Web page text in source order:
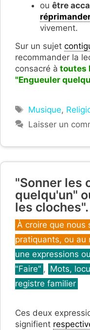
ou être
vivement.
Sur un sujet
recommander la
consacré à toutes
"Engueuler
Étiquettes
Musique,
Laisser un
"Sonner les
quelqu'un"
les cloches".
Catégories
À croire que nous
pratiquants, ou au
une expressions
"Faire" , Mots,
registre familier
Ces deux
signifient